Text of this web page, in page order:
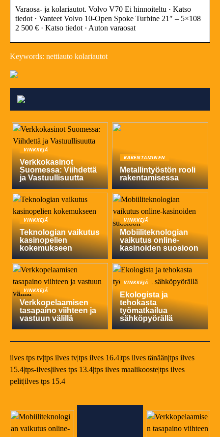
Varaosa- ja kolariautot. Volvo V70 Ei hinnoiteltu · Katso
tiedot · Vanteet Volvo 10-Open Spoke Turbine 21″ – 5×108
2 500 € · Katso tiedot · Auton varaosat
Keywords: nettiauto kolariautot
VINKKEJÄ
Verkkokasinot
Suomessa: Viihdettä
ja Vastuullisuutta
RAKENTAMINEN
Metallintyöstön rooli
rakentamisessa
VINKKEJÄ
Teknologian vaikutus
kasinopelien
kokemukseen
VINKKEJÄ
Mobiiliteknologian
vaikutus online-
kasinoiden suosioon
VINKKEJÄ
Verkkopelaamisen
tasapaino viihteen ja
vastuun välillä
VINKKEJÄ
Ekologista ja
tehokasta
työmatkailua
sähköpyörällä
ilves tps tv|tps ilves tv|tps ilves 16.4|tps ilves tänään|tps ilves
15.4|tps-ilves|ilves tps 13.4|tps ilves maalikooste|tps ilves
pelit|ilves tps 15.4